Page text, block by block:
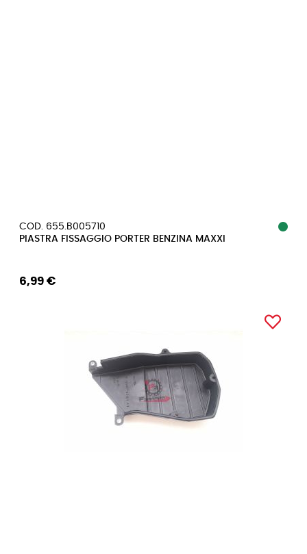
COD. 655.B005710
PIASTRA FISSAGGIO PORTER BENZINA MAXXI
6,99 €